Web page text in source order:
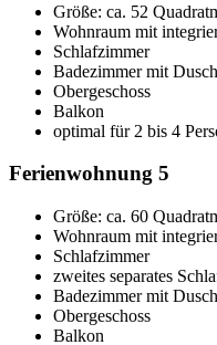
Größe: ca. 52
Wohnraum mit
Schlafzimmer
Badezimmer mit
Obergeschoss
Balkon
optimal für 2 bis 4
Ferienwohnung 5
Größe: ca. 60
Wohnraum mit
Schlafzimmer
zweites separates
Badezimmer mit
Obergeschoss
Balkon